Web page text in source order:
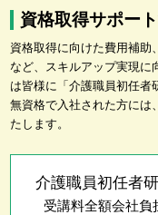
資格取得サポー
資格取得に向けた費用補助
など、スキルアップ実現に
は皆様に「介護職員初任者
無資格で入社された方には
たします。
介護職員初任者
受講料全額会社負